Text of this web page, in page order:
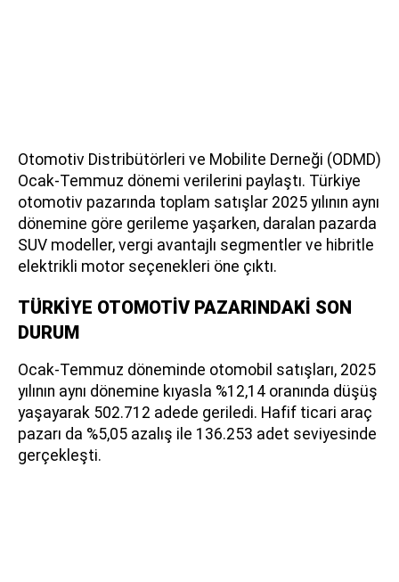
Otomotiv Distribütörleri ve Mobilite Derneği (ODMD)
Ocak-Temmuz dönemi verilerini paylaştı. Türkiye
otomotiv pazarında toplam satışlar 2025 yılının aynı
dönemine göre gerileme yaşarken, daralan pazarda
SUV modeller, vergi avantajlı segmentler ve hibritle
elektrikli motor seçenekleri öne çıktı.
TÜRKİYE OTOMOTİV PAZARINDAKİ SON
DURUM
Ocak-Temmuz döneminde otomobil satışları, 2025
yılının aynı dönemine kıyasla %12,14 oranında düşüş
yaşayarak 502.712 adede geriledi. Hafif ticari araç
pazarı da %5,05 azalış ile 136.253 adet seviyesinde
gerçekleşti.